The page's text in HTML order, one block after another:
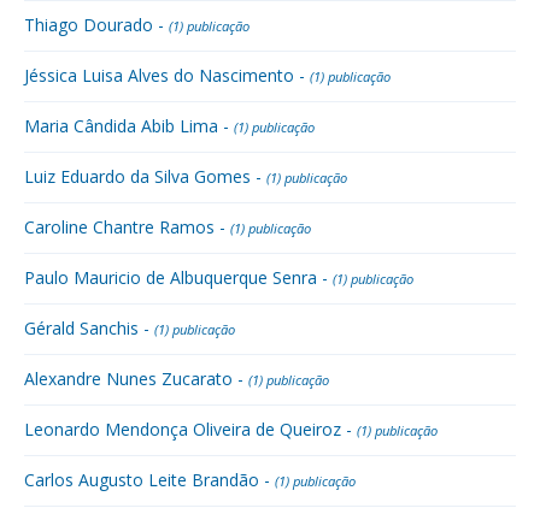
Thiago Dourado - (1) publicação
Jéssica Luisa Alves do Nascimento - (1) publicação
Maria Cândida Abib Lima - (1) publicação
Luiz Eduardo da Silva Gomes - (1) publicação
Caroline Chantre Ramos - (1) publicação
Paulo Mauricio de Albuquerque Senra - (1) publicação
Gérald Sanchis - (1) publicação
Alexandre Nunes Zucarato - (1) publicação
Leonardo Mendonça Oliveira de Queiroz - (1) publicação
Carlos Augusto Leite Brandão - (1) publicação